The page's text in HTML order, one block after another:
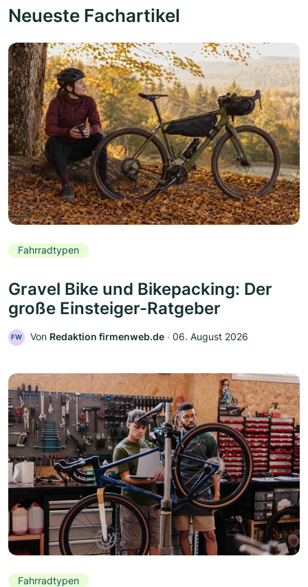
Neueste Fachartikel
Fahrradtypen
Gravel Bike und Bikepacking: Der
große Einsteiger-Ratgeber
FW Von Redaktion firmenweb.de ‧ 06. August 2026
Fahrradtypen